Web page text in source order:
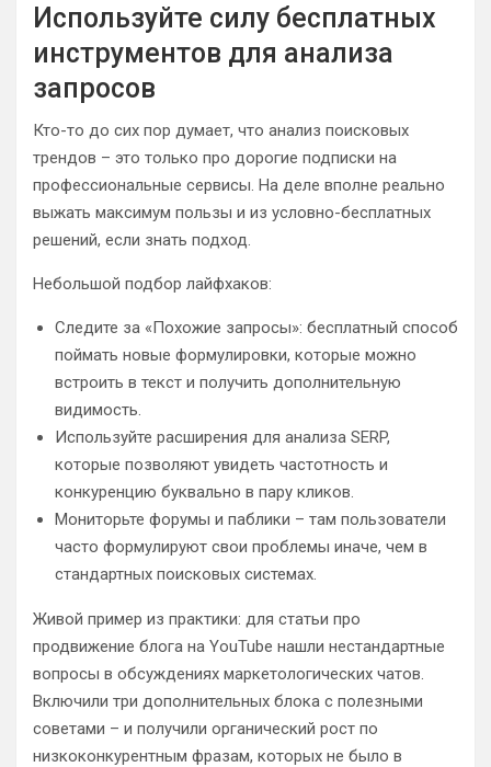
Используйте силу бесплатных
инструментов для анализа
запросов
Кто-то до сих пор думает, что анализ поисковых
трендов – это только про дорогие подписки на
профессиональные сервисы. На деле вполне реально
выжать максимум пользы и из условно-бесплатных
решений, если знать подход.
Небольшой подбор лайфхаков:
Следите за «Похожие запросы»: бесплатный способ
поймать новые формулировки, которые можно
встроить в текст и получить дополнительную
видимость.
Используйте расширения для анализа SERP,
которые позволяют увидеть частотность и
конкуренцию буквально в пару кликов.
Мониторьте форумы и паблики – там пользователи
часто формулируют свои проблемы иначе, чем в
стандартных поисковых системах.
Живой пример из практики: для статьи про
продвижение блога на YouTube нашли нестандартные
вопросы в обсуждениях маркетологических чатов.
Включили три дополнительных блока с полезными
советами – и получили органический рост по
низкоконкурентным фразам, которых не было в